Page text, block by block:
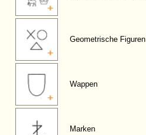
Geometrische Figuren
Wappen
Marken